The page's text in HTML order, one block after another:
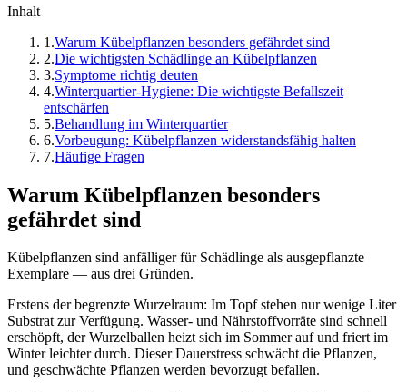
Inhalt
1 .Warum Kübelpflanzen besonders gefährdet sind
2.Die wichtigsten Schädlinge an Kübelpflanzen
3.Symptome richtig deuten
4.Winterquartier-Hygiene: Die wichtigste Befallszeit
entschärfen
5.Behandlung im Winterquartier
6.Vorbeugung: Kübelpflanzen widerstandsfähig halten
7.Häufige Fragen
Warum Kübelpflanzen besonders
gefährdet sind
Kübelpflanzen sind anfälliger für Schädlinge als ausgepflanzte
Exemplare — aus drei Gründen.
Erstens der begrenzte Wurzelraum: Im Topf stehen nur wenige Liter
Substrat zur Verfügung. Wasser- und Nährstoffvorräte sind schnell
erschöpft, der Wurzelballen heizt sich im Sommer auf und friert im
Winter leichter durch. Dieser Dauerstress schwächt die Pflanzen,
und geschwächte Pflanzen werden bevorzugt befallen.